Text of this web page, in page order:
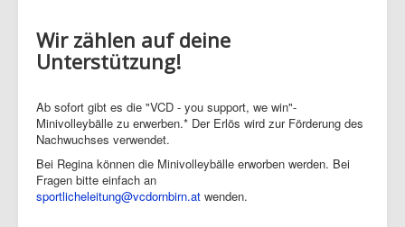
Wir zählen auf deine
Unterstützung!
Ab sofort gibt es die "VCD - you support, we win"-
Minivolleybälle zu erwerben.* Der Erlös wird zur Förderung des
Nachwuchses verwendet.
Bei Regina können die Minivolleybälle erworben werden. Bei
Fragen bitte einfach an
sportlicheleitung@vcdornbirn.at wenden.